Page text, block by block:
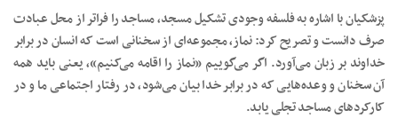
پزشکیان با اشاره به فلسفه وجودی تشکیل مسجد، مساجد را فراتر از محل عبادت
صرف دانست و تصریح کرد: نماز، مجموعه‌ای از سخنانی است که انسان در برابر
خداوند بر زبان می‌آورد. اگر می‌گوییم «نماز را اقامه می‌کنیم»، یعنی باید همه
آن سخنان و وعده‌هایی که در برابر خدا بیان می‌شود، در رفتار اجتماعی ما و در
کارکردهای مساجد تجلی یابد.